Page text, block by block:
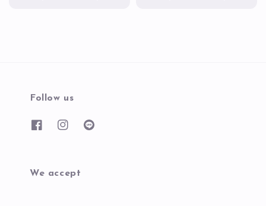
Follow us
We accept